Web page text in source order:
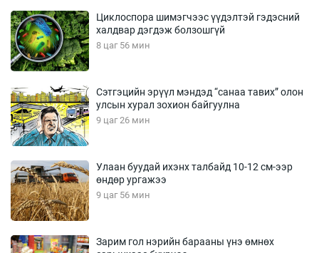
Циклоспора шимэгчээс үүдэлтэй гэдэсний
халдвар дэгдэж болзошгүй
8 цаг 56 мин
Сэтгэцийн эрүүл мэндэд “санаа тавих” олон
улсын хурал зохион байгуулна
9 цаг 26 мин
Улаан буудай ихэнх талбайд 10-12 см-ээр
өндөр ургажээ
9 цаг 56 мин
Зарим гол нэрийн барааны үнэ өмнөх